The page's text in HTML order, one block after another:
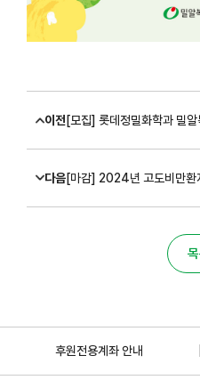
이전
다음
후원전용계좌 안내